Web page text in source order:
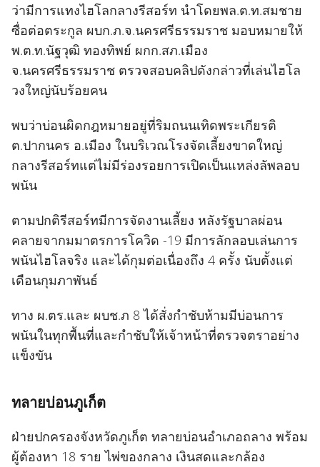
ว่ามีการแทงไฮโลกลางรีสอร์ท นำโดยพล.ต.ท.สมชาย
ซื่อต่อตระกูล ผบก.ภ.จ.นครศรีธรรมราช มอบหมายให้
พ.ต.ท.นัฐวุฒิ ทองทิพย์ ผกก.สภ.เมือง
จ.นครศรีธรรมราช ตรวจสอบคลิปดังกล่าวที่เล่นไฮโล
วงใหญ่นับร้อยคน
พบว่าบ่อนผิดกฎหมายอยู่ที่ริมถนนเทิดพระเกียรติ
ต.ปากนคร อ.เมือง ในบริเวณโรงจัดเลี้ยงขาดใหญ่
กลางรีสอร์ทแต่ไม่มีร่องรอยการเปิดเป็นแหล่งลัพลอบ
พนัน
ตามปกติรีสอร์ทมีการจัดงานเลี้ยง หลังรัฐบาลผ่อน
คลายจากมมาตรการโควิด -19 มีการลักลอบเล่นการ
พนันไฮโลจริง และได้กุมต่อเนื่องถึง 4 ครั้ง นับตั้งแต่
เดือนกุมภาพันธ์
ทาง ผ.ตร.และ ผบช.ภ 8 ได้สั่งกำชับห้ามมีบ่อนการ
พนันในทุกพื้นที่และกำชับให้เจ้าหน้าที่ตรวจตราอย่าง
แข็งขัน
ทลายบ่อนภูเก็ต
ฝ่ายปกครองจังหวัดภูเก็ต ทลายบ่อนอำเภอถลาง พร้อม
ผู้ต้องหา 18 ราย ไพ่ของกลาง เงินสดและกล้อง